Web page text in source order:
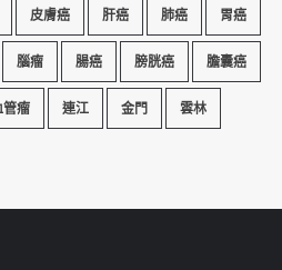
皮膚癌 肝癌 肺癌 胃癌
腦瘤 腸癌 膀胱癌 膽囊癌
管瘤 連江 金門 雲林